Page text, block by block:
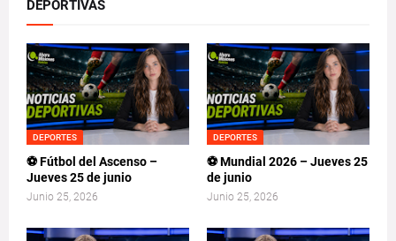
DEPORTIVAS
DEPORTES
⚽ Fútbol del Ascenso –
Jueves 25 de junio
Junio 25, 2026
DEPORTES
⚽ Mundial 2026 – Jueves 25
de junio
Junio 25, 2026